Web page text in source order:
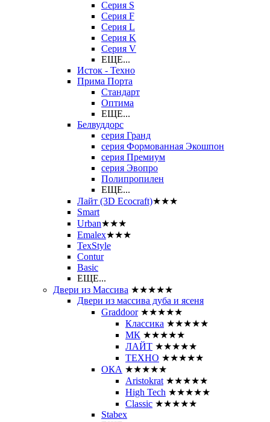
Серия S
Серия F
Серия L
Серия K
Серия V
ЕЩЕ...
Исток - Техно
Прима Порта
Стандарт
Оптима
ЕЩЕ...
Белвуддорс
серия Гранд
серия Формованная Экошпон
серия Премиум
серия Эвопро
Полипропилен
ЕЩЕ...
Лайт (3D Ecocraft)★★★
Smart
Urban★★★
Emalex★★★
TexStyle
Contur
Basic
ЕЩЕ...
Двери из Массива ★★★★★
Двери из массива дуба и ясеня
Graddoor ★★★★★
Классика ★★★★★
МК ★★★★★
ЛАЙТ ★★★★★
ТЕХНО ★★★★★
ОКА ★★★★★
Aristokrat ★★★★★
High Tech ★★★★★
Classic ★★★★★
Stabex